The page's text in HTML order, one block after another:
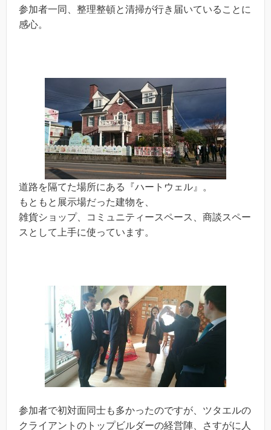
参加者一同、整理整頓と清掃が行き届いていることに
感心。
道路を隔てた場所にある『ハートウェル』。
もともと展示場だった建物を、
雑貨ショップ、コミュニティースペース、商談スペー
スとして上手に使っています。
参加者で初対面同士も多かったのですが、ツタエルの
クライアントのトップビルダーの経営陣、さすがに人